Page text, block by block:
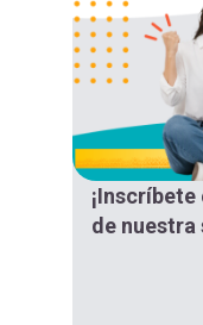
de nuestra